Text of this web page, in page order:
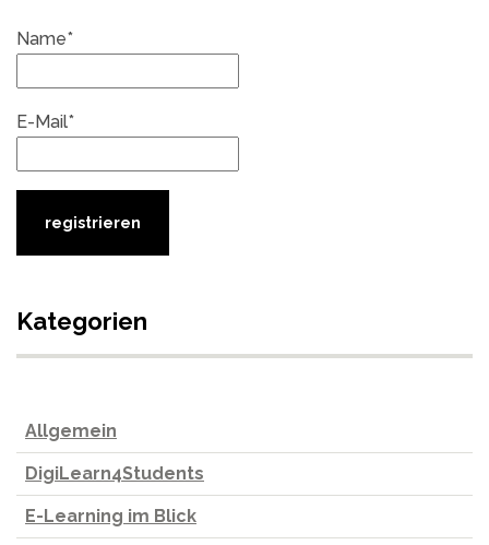
Name*
E-Mail*
Kategorien
Allgemein
DigiLearn4Students
E-Learning im Blick